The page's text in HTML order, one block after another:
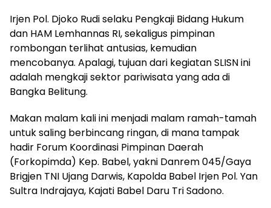
Irjen Pol. Djoko Rudi selaku Pengkaji Bidang Hukum
dan HAM Lemhannas RI, sekaligus pimpinan
rombongan terlihat antusias, kemudian
mencobanya. Apalagi, tujuan dari kegiatan SLISN ini
adalah mengkaji sektor pariwisata yang ada di
Bangka Belitung.
Makan malam kali ini menjadi malam ramah-tamah
untuk saling berbincang ringan, di mana tampak
hadir Forum Koordinasi Pimpinan Daerah
(Forkopimda) Kep. Babel, yakni Danrem 045/Gaya
Brigjen TNI Ujang Darwis, Kapolda Babel Irjen Pol. Yan
Sultra Indrajaya, Kajati Babel Daru Tri Sadono.